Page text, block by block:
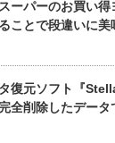
ーパーのお買い
ことで段違いに美
復元ソフト『
全削除したデータ